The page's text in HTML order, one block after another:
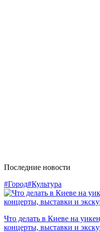
Последние новости
#Город#Культура
Что делать в Киеве на
концерты, выставки и